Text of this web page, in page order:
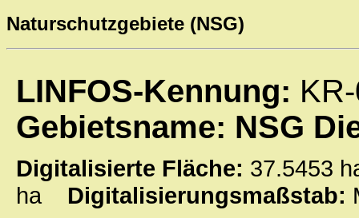
Naturschutzgebiete (NSG)
LINFOS-Kennung:
Gebietsname: NSG
Digitalisierte Fläche:
ha Digitalisierungsmaßstab: